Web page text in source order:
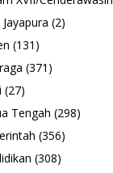
(2)
(131)
(371)
(27)
Tengah (298)
(356)
(308)